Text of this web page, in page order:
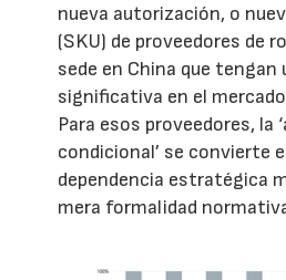
nueva autorización, o
(SKU) de proveedores de
sede en China que tengan
significativa en el
Para esos proveedores, la
condicional’ se convierte
dependencia estratégica
mera formalidad